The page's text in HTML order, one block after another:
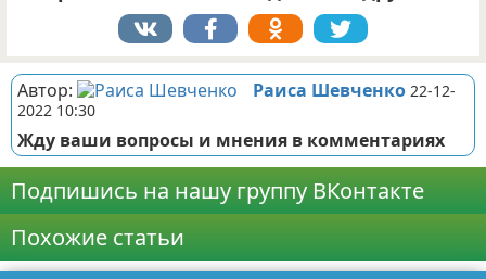
Автор: Раиса Шевченко 22-12-
2022 10:30
Жду ваши вопросы и мнения в комментариях
Подпишись на нашу группу ВКонтакте
Похожие статьи